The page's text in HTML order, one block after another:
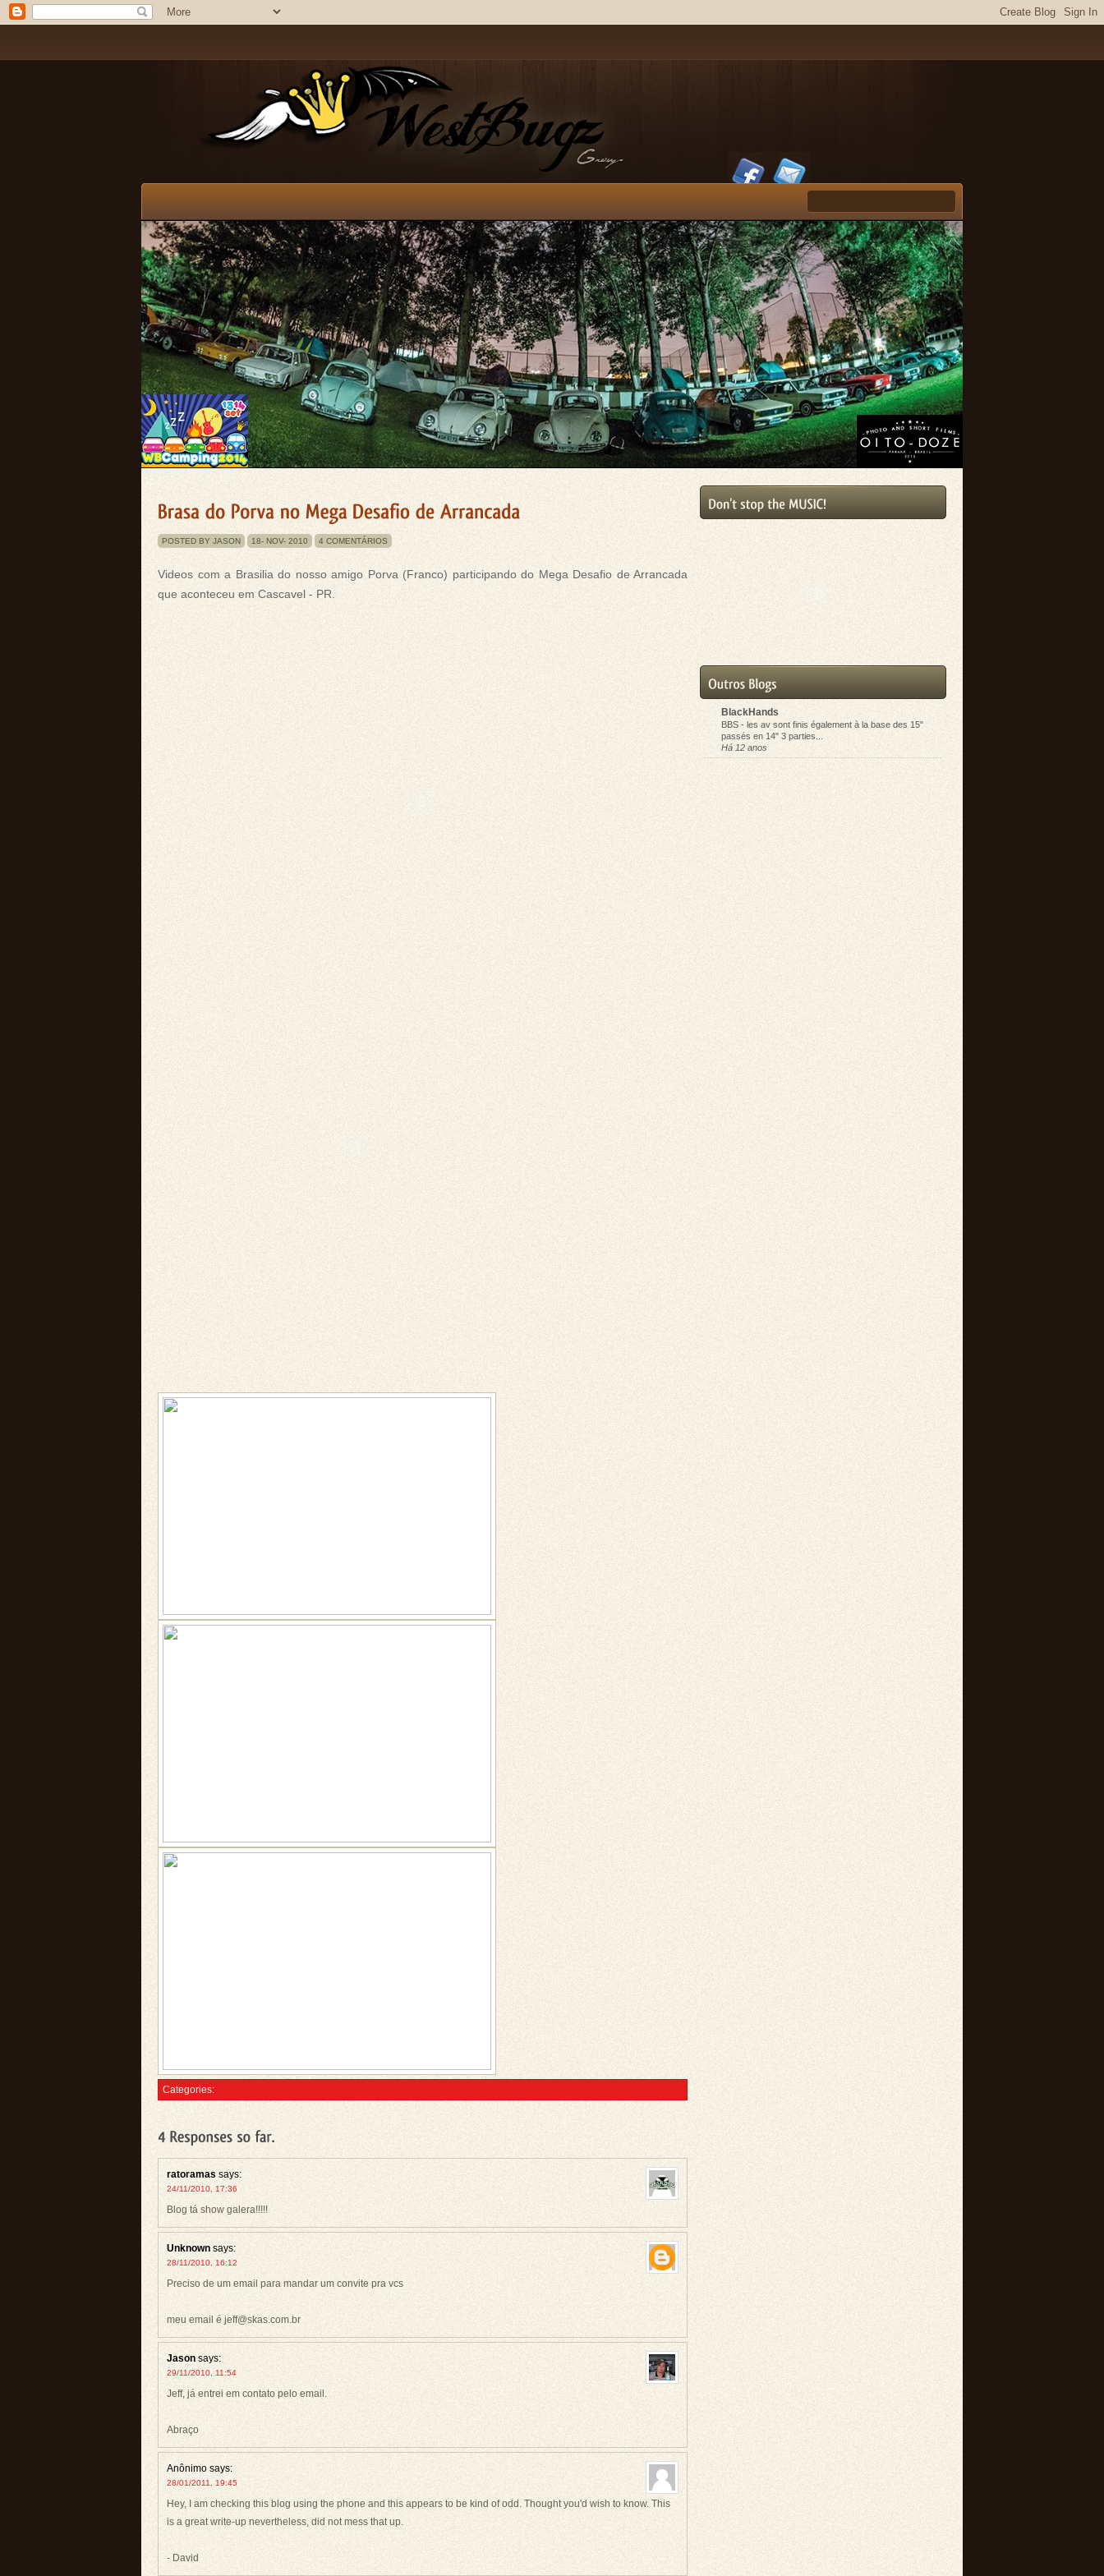
POSTED BY JASON 18- NOV- 2010 4 COMENTÁRIOS
Videos com a Brasilia do nosso amigo Porva (Franco) participando do Mega Desafio de Arrancada
que aconteceu em Cascavel - PR.
Categories:
ratoramas says:
24/11/2010, 17:36
Blog tá show galera!!!!!
Unknown says:
28/11/2010, 16:12
Preciso de um email para mandar um convite pra vcs
meu email é jeff@skas.com.br
Jason says:
29/11/2010, 11:54
Jeff, já entrei em contato pelo email.
Abraço
Anônimo says:
28/01/2011, 19:45
Hey, I am checking this blog using the phone and this appears to be kind of odd. Thought you'd wish to know. This
is a great write-up nevertheless, did not mess that up.
- David
BlackHands
BBS - les av sont finis également à la base des 15"
passés en 14" 3 parties...
Há 12 anos